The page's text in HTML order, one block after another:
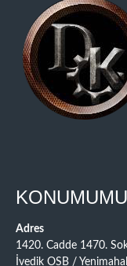
Adres
1420. Cadde 1470.
İvedik OSB /